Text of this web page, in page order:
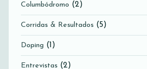
Columbódromo (2)
Corridas & Resultados (5)
Doping (1)
Entrevistas (2)